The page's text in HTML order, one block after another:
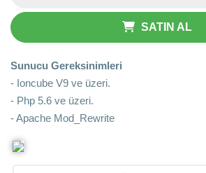
SATIN AL
Sunucu Gereksinimleri
- Ioncube V9 ve üzeri.
- Php 5.6 ve üzeri.
- Apache Mod_Rewrite